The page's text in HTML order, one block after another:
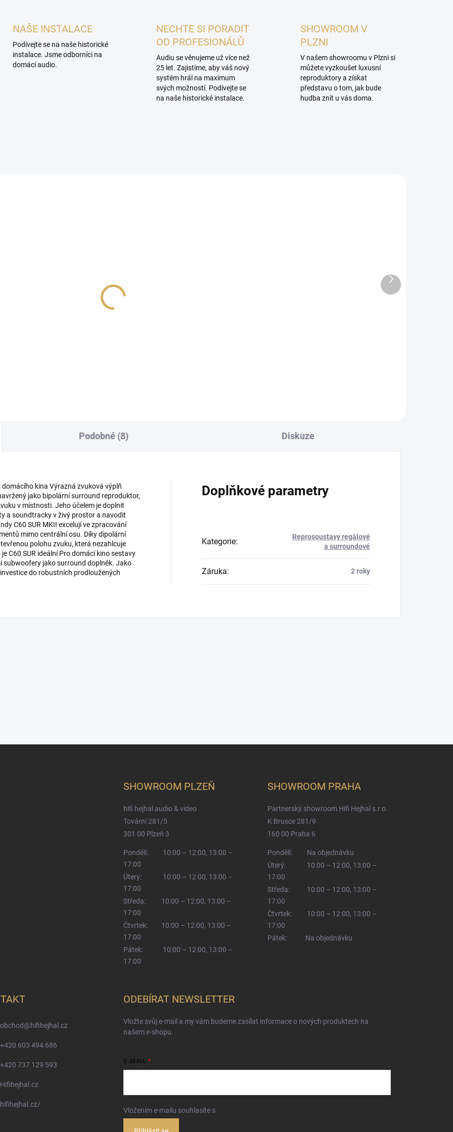
NAŠE INSTALACE
Podívejte se na naše historické
instalace. Jsme odborníci na
domácí audio.
NECHTE SI PORADIT
OD PROFESIONÁLŮ
Audiu se věnujeme už více než
25 let. Zajistíme, aby váš nový
systém hrál na maximum
svých možností. Podívejte se
na naše historické instalace.
SHOWROOM V
PLZNI
V našem showroomu v Plzni si
můžete vyzkoušet luxusní
reproduktory a získat
představu o tom, jak bude
hudba znít u vás doma.
Audioquest Rocket 33 FR
Další
produkt
Podobné (8) Diskuze
kina Výrazná zvuková výplň
jako bipolární surround reproduktor,
v místnosti. Jeho účelem je doplnit
a soundtracky v živý prostor a navodit
C60 SUR MKII excelují ve zpracování
mimo centrální osu. Díky dipolární
polohu zvuku, která nezahlcuje
C60 SUR ideální Pro domácí kino sestavy
subwoofery jako surround doplněk. Jako
do robustních prodloužených
Doplňkové parametry
Kategorie:
Reprosoustavy regálové
a surroundové
Záruka: 2 roky
SHOWROOM PLZEŇ
hifi hejhal audio & video
Tovární 281/5
301 00 Plzeň 3
Pondělí:
10:00 – 12:00, 13:00 –
17:00
Úterý:
10:00 – 12:00, 13:00 –
17:00
Středa:
10:00 – 12:00, 13:00 –
17:00
Čtvrtek:
10:00 – 12:00, 13:00 –
17:00
Pátek:
10:00 – 12:00, 13:00 –
17:00
SHOWROOM PRAHA
Partnerský showroom Hifi Hejhal s.r.o.
K Brusce 281/9
160 00 Praha 6
Pondělí:
Na objednávku
Úterý:
10:00 – 12:00, 13:00 –
17:00
Středa:
10:00 – 12:00, 13:00 –
17:00
Čtvrtek:
10:00 – 12:00, 13:00 –
17:00
Pátek:
Na objednávku
obchod@hifihejhal.cz
+420 603 494 686
+420 737 129 593
Hifihejhal.cz
hifihejhal.cz/
ODEBÍRAT NEWSLETTER
Vložte svůj e-mail a my vám budeme zasílat informace o nových produktech na
našem e-shopu.
E-MAIL
Vložením e-mailu souhlasíte s